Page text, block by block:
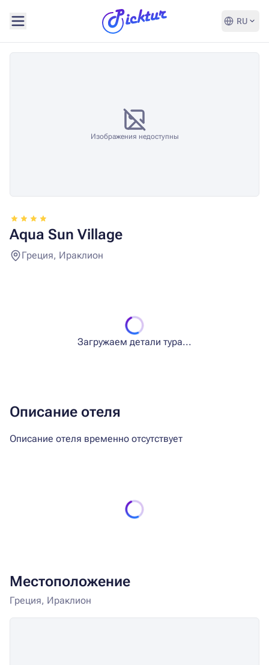
RU
Изображения недоступны
Aqua Sun Village
Греция, Ираклион
Загружаем детали тура...
Описание отеля
Описание отеля временно отсутствует
Местоположение
Греция, Ираклион